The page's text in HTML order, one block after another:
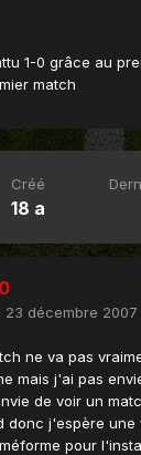
1-0 grâce au
match
Créé
18 a
23 décembre 2007
ne va pas
mais j'ai pas
de voir un
donc j'espère
pour